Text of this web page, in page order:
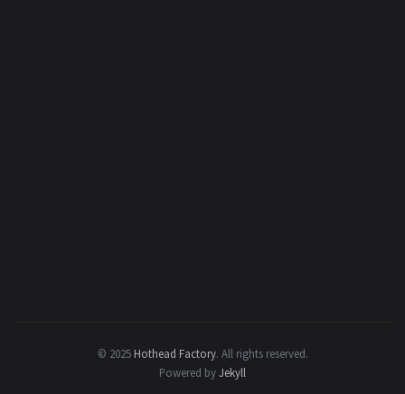
© 2025 Hothead Factory. All rights reserved.
Powered byJekyll